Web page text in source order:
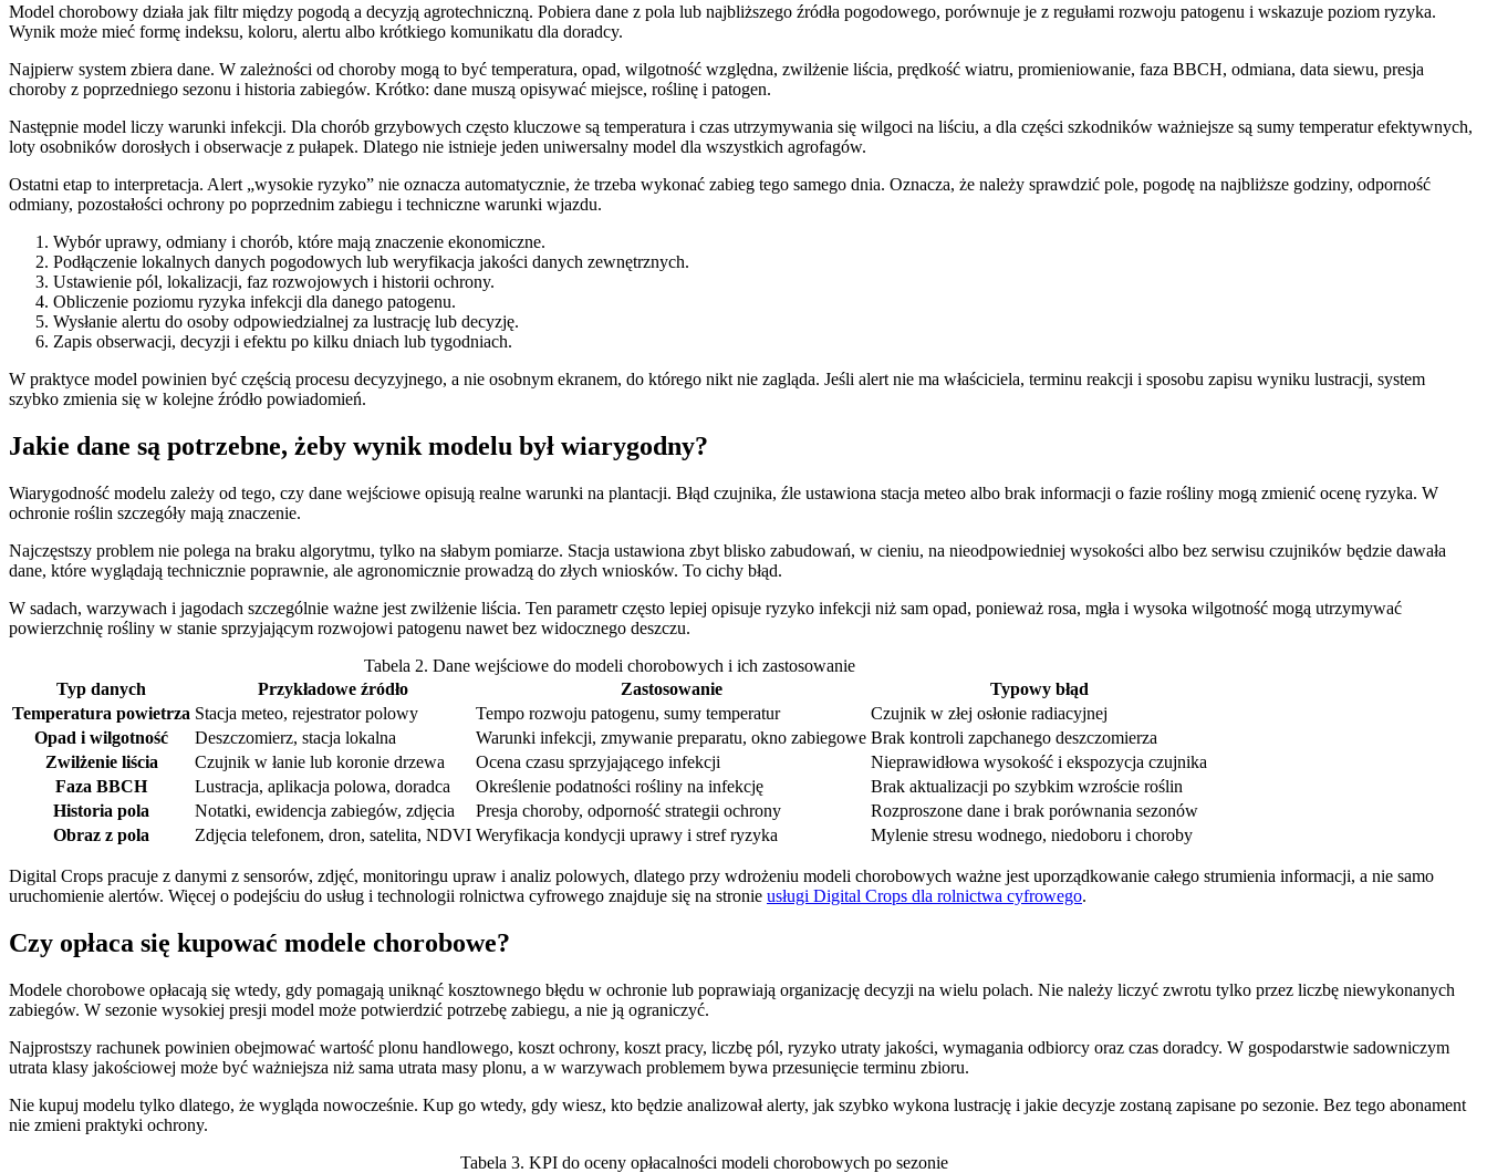
Model chorobowy działa jak filtr między pogodą a decyzją agrotechniczną. Pobiera dane z pola lub najbliższego źródła pogodowego, porównuje je z regułami rozwoju patogenu i wskazuje poziom ryzyka.
Wynik może mieć formę indeksu, koloru, alertu albo krótkiego komunikatu dla doradcy.
Najpierw system zbiera dane. W zależności od choroby mogą to być temperatura, opad, wilgotność względna, zwilżenie liścia, prędkość wiatru, promieniowanie, faza BBCH, odmiana, data siewu, presja
choroby z poprzedniego sezonu i historia zabiegów. Krótko: dane muszą opisywać miejsce, roślinę i patogen.
Następnie model liczy warunki infekcji. Dla chorób grzybowych często kluczowe są temperatura i czas utrzymywania się wilgoci na liściu, a dla części szkodników ważniejsze są sumy temperatur efektywnych,
loty osobników dorosłych i obserwacje z pułapek. Dlatego nie istnieje jeden uniwersalny model dla wszystkich agrofagów.
Ostatni etap to interpretacja. Alert „wysokie ryzyko” nie oznacza automatycznie, że trzeba wykonać zabieg tego samego dnia. Oznacza, że należy sprawdzić pole, pogodę na najbliższe godziny, odporność
odmiany, pozostałości ochrony po poprzednim zabiegu i techniczne warunki wjazdu.
Wybór uprawy, odmiany i chorób, które mają znaczenie ekonomiczne.
Podłączenie lokalnych danych pogodowych lub weryfikacja jakości danych zewnętrznych.
Ustawienie pól, lokalizacji, faz rozwojowych i historii ochrony.
Obliczenie poziomu ryzyka infekcji dla danego patogenu.
Wysłanie alertu do osoby odpowiedzialnej za lustrację lub decyzję.
Zapis obserwacji, decyzji i efektu po kilku dniach lub tygodniach.
W praktyce model powinien być częścią procesu decyzyjnego, a nie osobnym ekranem, do którego nikt nie zagląda. Jeśli alert nie ma właściciela, terminu reakcji i sposobu zapisu wyniku lustracji, system
szybko zmienia się w kolejne źródło powiadomień.
Jakie dane są potrzebne, żeby wynik modelu był wiarygodny?
Wiarygodność modelu zależy od tego, czy dane wejściowe opisują realne warunki na plantacji. Błąd czujnika, źle ustawiona stacja meteo albo brak informacji o fazie rośliny mogą zmienić ocenę ryzyka. W
ochronie roślin szczegóły mają znaczenie.
Najczęstszy problem nie polega na braku algorytmu, tylko na słabym pomiarze. Stacja ustawiona zbyt blisko zabudowań, w cieniu, na nieodpowiedniej wysokości albo bez serwisu czujników będzie dawała
dane, które wyglądają technicznie poprawnie, ale agronomicznie prowadzą do złych wniosków. To cichy błąd.
W sadach, warzywach i jagodach szczególnie ważne jest zwilżenie liścia. Ten parametr często lepiej opisuje ryzyko infekcji niż sam opad, ponieważ rosa, mgła i wysoka wilgotność mogą utrzymywać
powierzchnię rośliny w stanie sprzyjającym rozwojowi patogenu nawet bez widocznego deszczu.
Tabela 2. Dane wejściowe do modeli chorobowych i ich zastosowanie
Typ danych
Przykładowe źródło Zastosowanie
Typowy błąd
Temperatura powietrza Stacja meteo, rejestrator polowy Tempo rozwoju patogenu, sumy temperatur
Czujnik w złej osłonie radiacyjnej
Opad i wilgotność
Deszczomierz, stacja lokalna Warunki infekcji, zmywanie preparatu, okno zabiegowe Brak kontroli zapchanego deszczomierza
Zwilżenie liścia
Czujnik w łanie lub koronie drzewa Ocena czasu sprzyjającego infekcji
Nieprawidłowa wysokość i ekspozycja czujnika
Faza BBCH
Lustracja, aplikacja polowa, doradca Określenie podatności rośliny na infekcję
Brak aktualizacji po szybkim wzroście roślin
Historia pola
Notatki, ewidencja zabiegów, zdjęcia Presja choroby, odporność strategii ochrony
Rozproszone dane i brak porównania sezonów
Obraz z pola
Zdjęcia telefonem, dron, satelita, NDVI Weryfikacja kondycji uprawy i stref ryzyka Mylenie stresu wodnego, niedoboru i choroby
Digital Crops pracuje z danymi z sensorów, zdjęć, monitoringu upraw i analiz polowych, dlatego przy wdrożeniu modeli chorobowych ważne jest uporządkowanie całego strumienia informacji, a nie samo
uruchomienie alertów. Więcej o podejściu do usług i technologii rolnictwa cyfrowego znajduje się na stronie usługi Digital Crops dla rolnictwa cyfrowego.
Czy opłaca się kupować modele chorobowe?
Modele chorobowe opłacają się wtedy, gdy pomagają uniknąć kosztownego błędu w ochronie lub poprawiają organizację decyzji na wielu polach. Nie należy liczyć zwrotu tylko przez liczbę niewykonanych
zabiegów. W sezonie wysokiej presji model może potwierdzić potrzebę zabiegu, a nie ją ograniczyć.
Najprostszy rachunek powinien obejmować wartość plonu handlowego, koszt ochrony, koszt pracy, liczbę pól, ryzyko utraty jakości, wymagania odbiorcy oraz czas doradcy. W gospodarstwie sadowniczym
utrata klasy jakościowej może być ważniejsza niż sama utrata masy plonu, a w warzywach problemem bywa przesunięcie terminu zbioru.
Nie kupuj modelu tylko dlatego, że wygląda nowocześnie. Kup go wtedy, gdy wiesz, kto będzie analizował alerty, jak szybko wykona lustrację i jakie decyzje zostaną zapisane po sezonie. Bez tego abonament
nie zmieni praktyki ochrony.
Tabela 3. KPI do oceny opłacalności modeli chorobowych po sezonie